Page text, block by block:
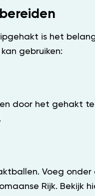
is het
gebruiken:
door het gehakt
Voeg
Rijk. Bekijk